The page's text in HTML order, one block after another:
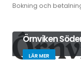
Bokning och
Örnviken
LÄR MER